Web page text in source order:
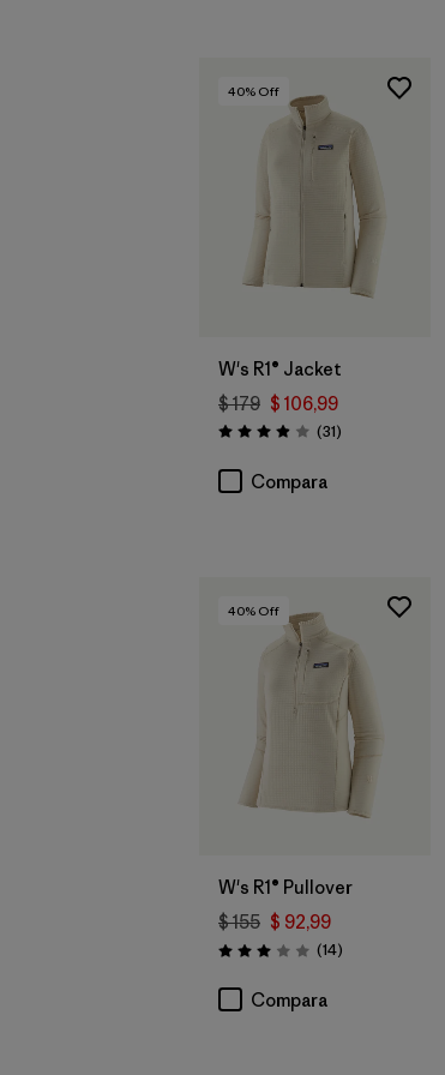
40% Off
W's R1® Jacket
$ 179 $ 106,99
Valoración: 3.9 / 5
(31Comentarios
)
Compara
40% Off
W's R1® Pullover
$ 155 $ 92,99
Valoración: 3.0 / 5
(14Comentarios
)
Compara